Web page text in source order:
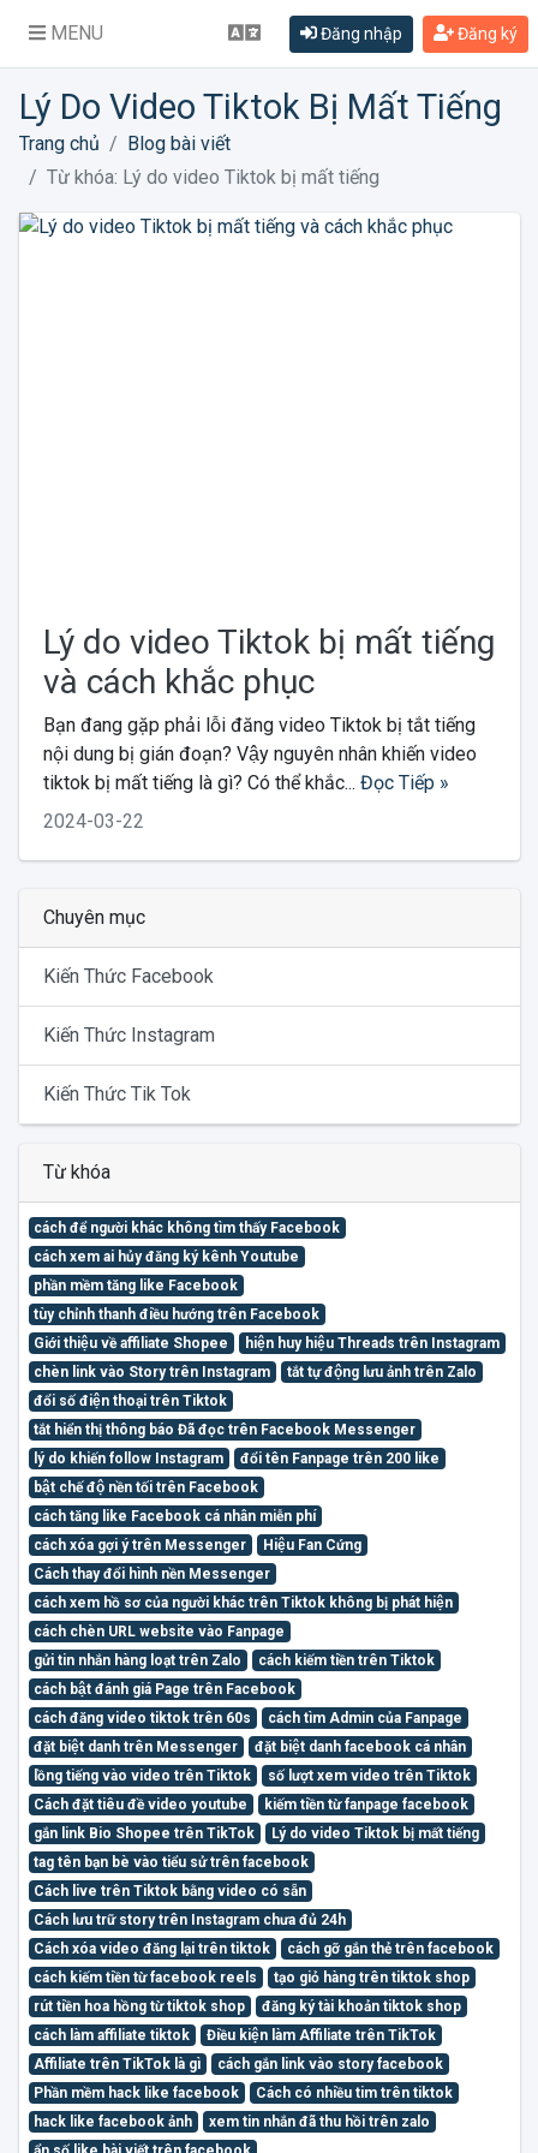
MENU Đăng nhập Đăng ký
Lý Do Video Tiktok Bị Mất Tiếng
Trang chủ
Blog bài viết
Từ khóa: Lý do video Tiktok bị mất tiếng
Lý do video Tiktok bị mất tiếng
và cách khắc phục
Bạn đang gặp phải lỗi đăng video Tiktok bị tắt tiếng
nội dung bị gián đoạn? Vậy nguyên nhân khiến video
tiktok bị mất tiếng là gì? Có thể khắc... Đọc Tiếp »
2024-03-22
Chuyên mục
Kiến Thức Facebook
Kiến Thức Instagram
Kiến Thức Tik Tok
Từ khóa
cách để người khác không tìm thấy Facebook
cách xem ai hủy đăng ký kênh Youtube
phần mềm tăng like Facebook
tùy chỉnh thanh điều hướng trên Facebook
Giới thiệu về affiliate Shopee
hiện huy hiệu Threads trên Instagram
chèn link vào Story trên Instagram
tắt tự động lưu ảnh trên Zalo
đổi số điện thoại trên Tiktok
tắt hiển thị thông báo Đã đọc trên Facebook Messenger
lý do khiến follow Instagram
đổi tên Fanpage trên 200 like
bật chế độ nền tối trên Facebook
cách tăng like Facebook cá nhân miễn phí
cách xóa gợi ý trên Messenger
Hiệu Fan Cứng
Cách thay đổi hình nền Messenger
cách xem hồ sơ của người khác trên Tiktok không bị phát hiện
cách chèn URL website vào Fanpage
gửi tin nhắn hàng loạt trên Zalo
cách kiếm tiền trên Tiktok
cách bật đánh giá Page trên Facebook
cách đăng video tiktok trên 60s
cách tìm Admin của Fanpage
đặt biệt danh trên Messenger
đặt biệt danh facebook cá nhân
lồng tiếng vào video trên Tiktok
số lượt xem video trên Tiktok
Cách đặt tiêu đề video youtube
kiếm tiền từ fanpage facebook
gắn link Bio Shopee trên TikTok
Lý do video Tiktok bị mất tiếng
tag tên bạn bè vào tiểu sử trên facebook
Cách live trên Tiktok bằng video có sẵn
Cách lưu trữ story trên Instagram chưa đủ 24h
Cách xóa video đăng lại trên tiktok
cách gỡ gắn thẻ trên facebook
cách kiếm tiền từ facebook reels
tạo giỏ hàng trên tiktok shop
rút tiền hoa hồng từ tiktok shop
đăng ký tài khoản tiktok shop
cách làm affiliate tiktok
Điều kiện làm Affiliate trên TikTok
Affiliate trên TikTok là gì
cách gắn link vào story facebook
Phần mềm hack like facebook
Cách có nhiều tim trên tiktok
hack like facebook ảnh
xem tin nhắn đã thu hồi trên zalo